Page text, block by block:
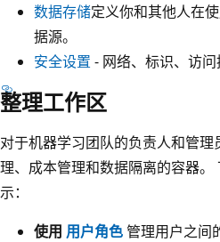
数据存储定义你和其他人在
据源。
安全设置 - 网络、标识、访问
整理工作区
对于机器学习团队的负责人和管
理、成本管理和数据隔离的容器
示：
使用 用户角色 管理用户之间